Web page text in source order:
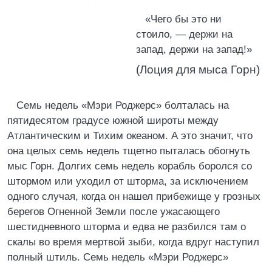
«Чего бы это ни
стоило, — держи на
запад, держи на запад!»
(Лоция для мыса Горн)
Семь недель «Мэри Роджерс» болталась на
пятидесятом градусе южной широты между
Атлантическим и Тихим океаном. А это значит, что
она целых семь недель тщетно пыталась обогнуть
мыс Горн. Долгих семь недель корабль боролся со
штормом или уходил от шторма, за исключением
одного случая, когда он нашел прибежище у грозных
берегов Огненной Земли после ужасающего
шестидневного шторма и едва не разбился там о
скалы во время мертвой зыби, когда вдруг наступил
полный штиль. Семь недель «Мэри Роджерс»